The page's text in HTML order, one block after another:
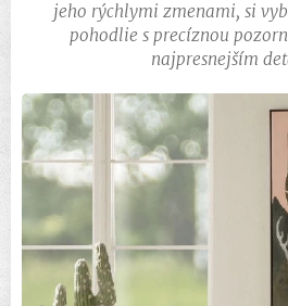
jeho rýchlymi zmenami, si
pohodlie s precíznou
najpresnejším